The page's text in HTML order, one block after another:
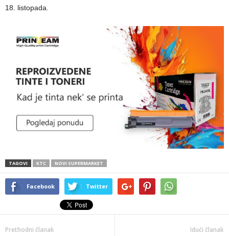
18. listopada.
TAGOVI KTC NOVI SUPERMARKET
Facebook Twitter
Prethodni članak Idući članak